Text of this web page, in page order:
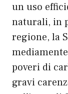
un uso
naturali, in
regione, la
poveri di
gravi